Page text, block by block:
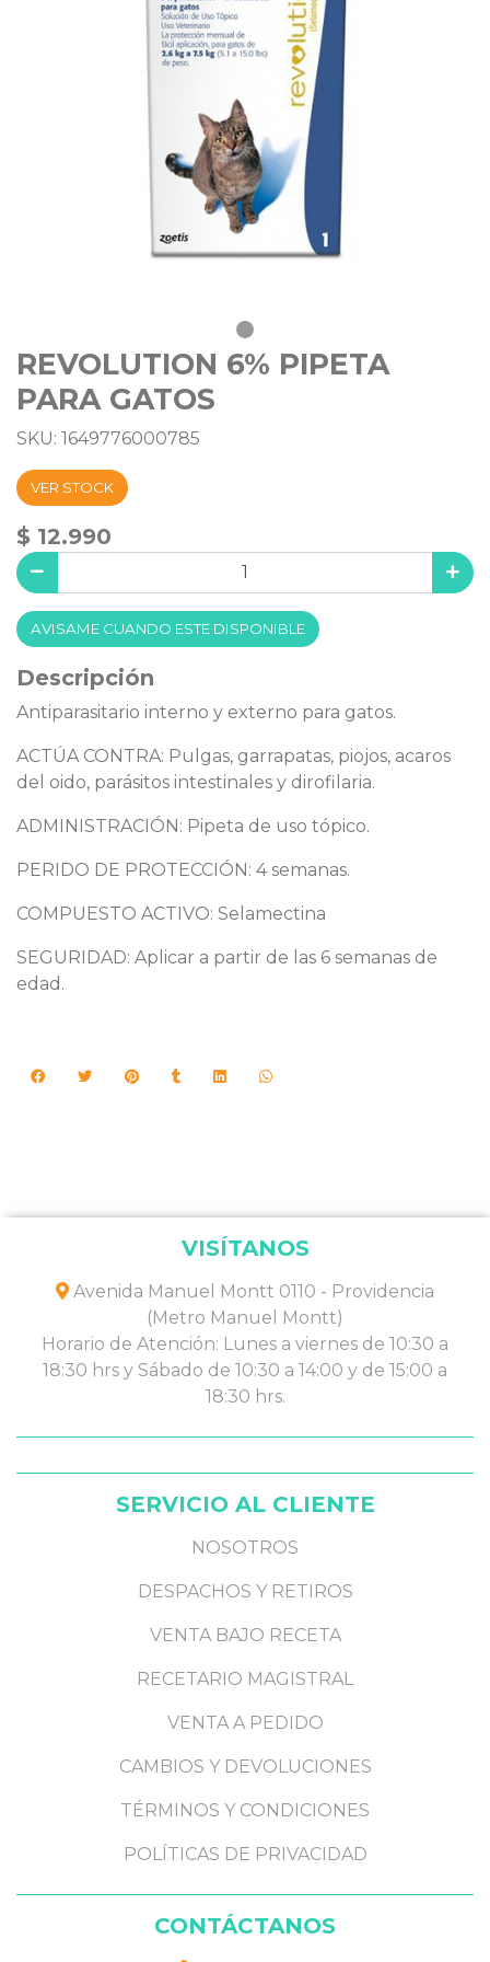
REVOLUTION 6% PIPETA
PARA GATOS
SKU: 1649776000785
VER STOCK
$ 12.990
AVISAME CUANDO ESTE DISPONIBLE
Descripción
Antiparasitario interno y externo para gatos.
ACTÚA CONTRA: Pulgas, garrapatas, piojos, acaros
del oido, parásitos intestinales y dirofilaria.
ADMINISTRACIÓN: Pipeta de uso tópico.
PERIDO DE PROTECCIÓN: 4 semanas.
COMPUESTO ACTIVO: Selamectina
SEGURIDAD: Aplicar a partir de las 6 semanas de
edad.
VISÍTANOS
Avenida Manuel Montt 0110 - Providencia
(Metro Manuel Montt)
Horario de Atención: Lunes a viernes de 10:30 a
18:30 hrs y Sábado de 10:30 a 14:00 y de 15:00 a
18:30 hrs.
SERVICIO AL CLIENTE
NOSOTROS
DESPACHOS Y RETIROS
VENTA BAJO RECETA
RECETARIO MAGISTRAL
VENTA A PEDIDO
CAMBIOS Y DEVOLUCIONES
TÉRMINOS Y CONDICIONES
POLÍTICAS DE PRIVACIDAD
CONTÁCTANOS